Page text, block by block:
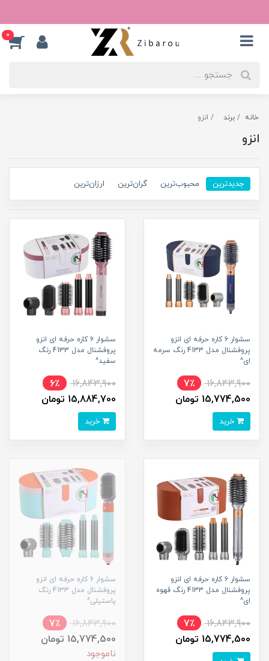
0
خانه برند انزو
انزو
جدیدترین محبوب‌ترین گران‌ترین ارزان‌ترین
سشوار 6 کاره حرفه ای انزو
پروفشنال مدل 4133 رنگ سرمه
ای^
16,843,900
7٪
15,774,500 تومان
سشوار 6 کاره حرفه ای انزو
پروفشنال مدل 4133 رنگ
سفید^
16,843,900
6٪
15,884,700 تومان
سشوار 6 کاره حرفه ای انزو
پروفشنال مدل 4133 رنگ قهوه
ای^
16,843,900
7٪
15,774,500 تومان
سشوار 6 کاره حرفه ای انزو
پروفشنال مدل 4133 رنگ
پاستیلی^
16,843,900
7٪
15,774,500 تومان
ناموجود